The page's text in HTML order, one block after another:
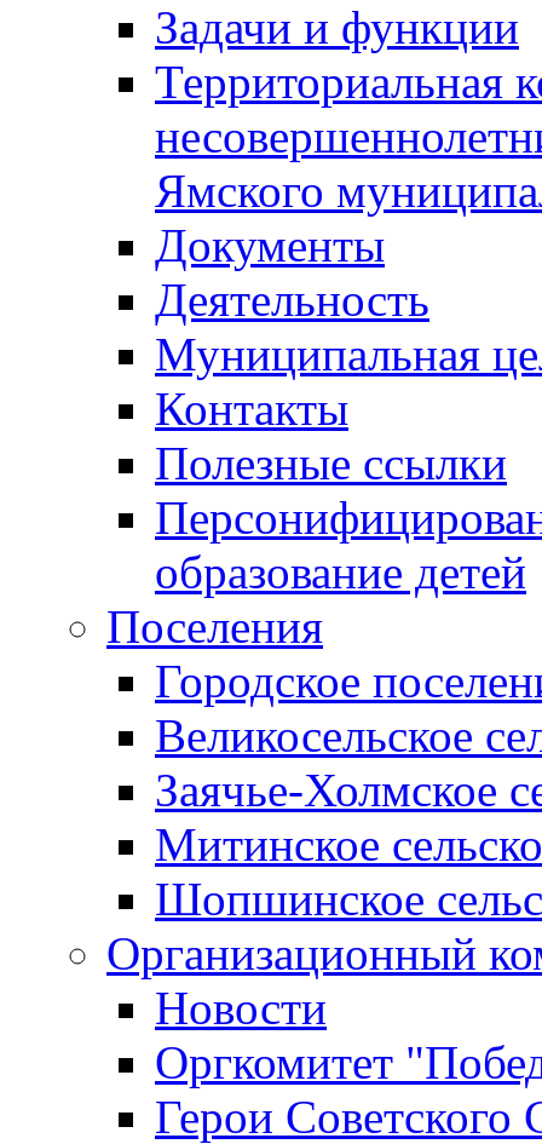
Задачи и функции
Территориальная
Ямского
Документы
Деятельность
Муниципальная
Контакты
Полезные ссылки
образование детей
Поселения
Городское
Великосельское
Заячье-Холмское
Митинское
Шопшинское
Организационный
Новости
Оргкомитет
Герои Советского